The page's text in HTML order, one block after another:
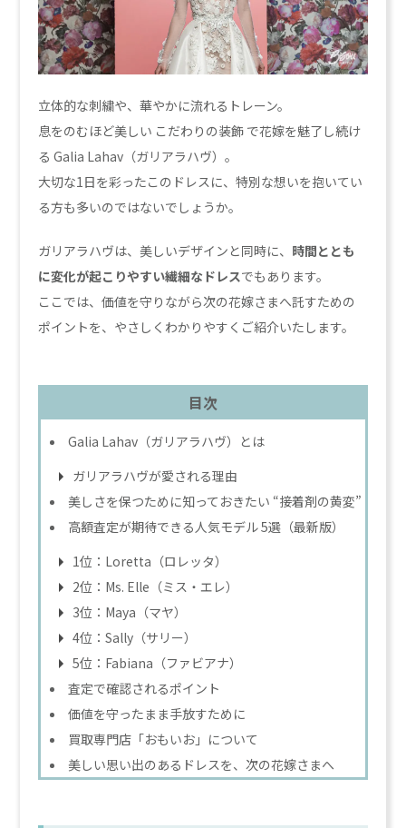
立体的な刺繍や、華やかに流れるトレーン。
息をのむほど美しい こだわりの装飾 で花嫁を魅了し続け
る Galia Lahav（ガリアラハヴ）。
大切な1日を彩ったこのドレスに、特別な想いを抱いてい
る方も多いのではないでしょうか。
ガリアラハヴは、美しいデザインと同時に、 時間ととも
に変化が起こりやすい繊細なドレスでもあります。
ここでは、価値を守りながら次の花嫁さまへ託すための
ポイントを、やさしくわかりやすくご紹介いたします。
目次
Galia Lahav（ガリアラハヴ）とは
ガリアラハヴが愛される理由
美しさを保つために知っておきたい “接着剤の黄変”
高額査定が期待できる人気モデル 5選（最新版）
1位：Loretta（ロレッタ）
2位：Ms. Elle（ミス・エレ）
3位：Maya（マヤ）
4位：Sally（サリー）
5位：Fabiana（ファビアナ）
査定で確認されるポイント
価値を守ったまま手放すために
買取専門店「おもいお」について
美しい思い出のあるドレスを、次の花嫁さまへ